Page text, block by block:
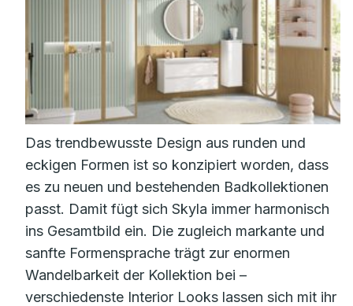
Das trendbewusste Design aus runden und
eckigen Formen ist so konzipiert worden, dass
es zu neuen und bestehenden Badkollektionen
passt. Damit fügt sich Skyla immer harmonisch
ins Gesamtbild ein. Die zugleich markante und
sanfte Formensprache trägt zur enormen
Wandelbarkeit der Kollektion bei –
verschiedenste Interior Looks lassen sich mit ihr